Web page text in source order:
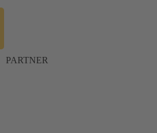
PARTNER